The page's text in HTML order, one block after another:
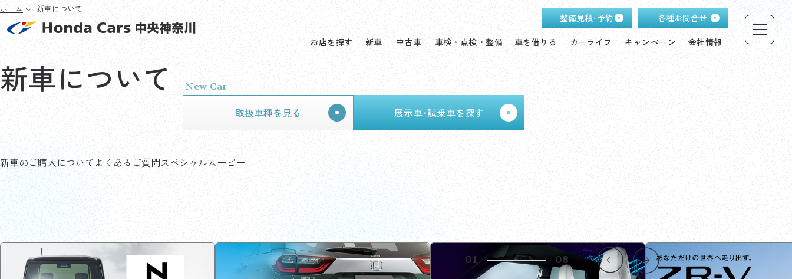
お店を探す 新車 中古車 車検・点検・整備 車を借りる カーライフ キャンペーン 会社情報
整備見積･予約 各種お問合せ
ホーム 新車について
新車について New Car
取扱車種を見る 展示車･試乗車を探す
新車のご購入について よくあるご質問スペシャルムービー
02 08